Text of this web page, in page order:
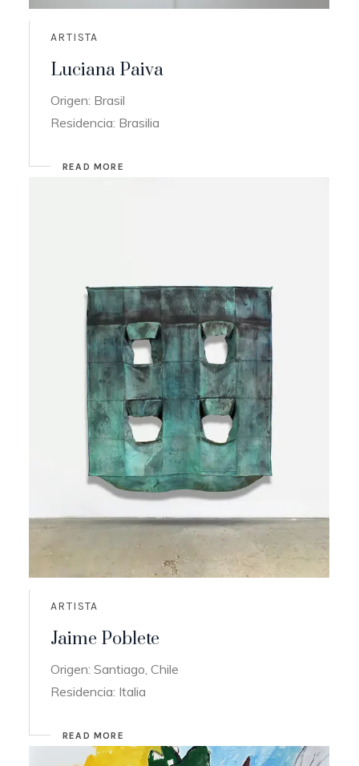
ARTISTA
Luciana Paiva
Origen: Brasil
Residencia: Brasilia
READ MORE
ARTISTA
Jaime Poblete
Origen: Santiago, Chile
Residencia: Italia
READ MORE